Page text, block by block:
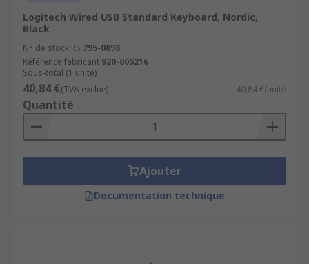
Logitech Wired USB Standard Keyboard, Nordic,
Black
N° de stock RS 795-0898
Référence fabricant 920-005216
Sous-total (1 unité)
40,84 €(TVA exclue) 40,84 €/unité
Quantité
Ajouter
Documentation technique